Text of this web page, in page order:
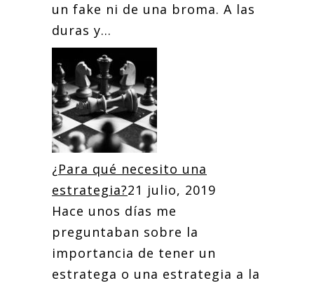
un fake ni de una broma. A las
duras y...
¿Para qué necesito una
estrategia?21 julio, 2019
Hace unos días me
preguntaban sobre la
importancia de tener un
estratega o una estrategia a la